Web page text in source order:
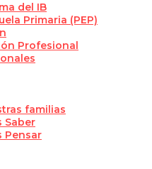
del IB
Primaria (PEP)
Profesional
familias
Saber
Pensar